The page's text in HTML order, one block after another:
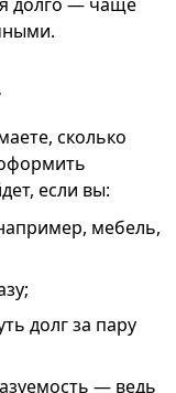
сколько
если вы:
мебель,
долг за пару
— ведь